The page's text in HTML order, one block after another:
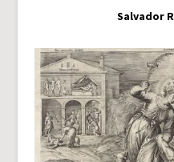
Salvador